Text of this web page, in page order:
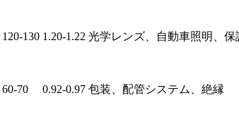
120-130 1.20-1.22 光学レンズ、自動車照明、保
60-70 0.92-0.97 包装、配管システム、絶縁